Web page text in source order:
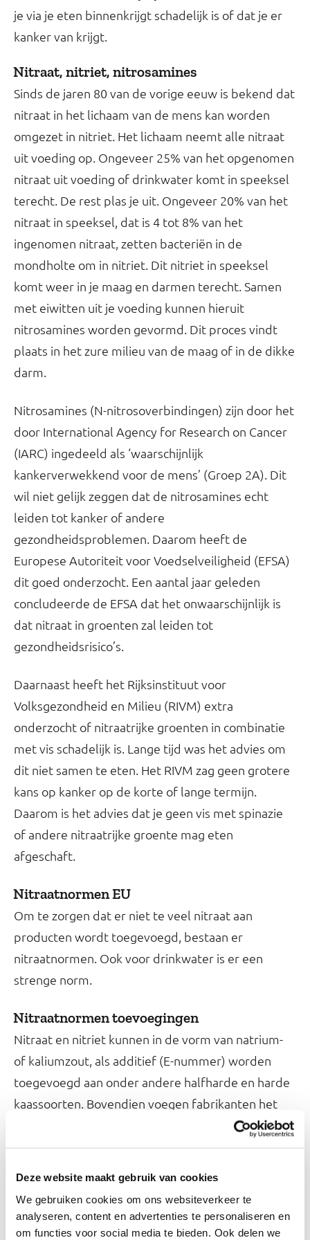
Deze website maakt gebruik van cookies
We gebruiken cookies om ons websiteverkeer te
analyseren, content en advertenties te personaliseren en
om functies voor social media te bieden. Ook delen we
je via je eten binnenkrijgt schadelijk is of dat je er
kanker van krijgt.
Nitraat, nitriet, nitrosamines
Sinds de jaren 80 van de vorige eeuw is bekend dat
nitraat in het lichaam van de mens kan worden
omgezet in nitriet. Het lichaam neemt alle nitraat
uit voeding op. Ongeveer 25% van het opgenomen
nitraat uit voeding of drinkwater komt in speeksel
terecht. De rest plas je uit. Ongeveer 20% van het
nitraat in speeksel, dat is 4 tot 8% van het
ingenomen nitraat, zetten bacteriën in de
mondholte om in nitriet. Dit nitriet in speeksel
komt weer in je maag en darmen terecht. Samen
met eiwitten uit je voeding kunnen hieruit
nitrosamines worden gevormd. Dit proces vindt
plaats in het zure milieu van de maag of in de dikke
darm.
Nitrosamines (N-nitrosoverbindingen) zijn door het
door International Agency for Research on Cancer
(IARC) ingedeeld als ‘waarschijnlijk
kankerverwekkend voor de mens’ (Groep 2A). Dit
wil niet gelijk zeggen dat de nitrosamines echt
leiden tot kanker of andere
gezondheidsproblemen. Daarom heeft de
Europese Autoriteit voor Voedselveiligheid (EFSA)
dit goed onderzocht. Een aantal jaar geleden
concludeerde de EFSA dat het onwaarschijnlijk is
dat nitraat in groenten zal leiden tot
gezondheidsrisico’s.
Daarnaast heeft het Rijksinstituut voor
Volksgezondheid en Milieu (RIVM) extra
onderzocht of nitraatrijke groenten in combinatie
met vis schadelijk is. Lange tijd was het advies om
dit niet samen te eten. Het RIVM zag geen grotere
kans op kanker op de korte of lange termijn.
Daarom is het advies dat je geen vis met spinazie
of andere nitraatrijke groente mag eten
afgeschaft.
Nitraatnormen EU
Om te zorgen dat er niet te veel nitraat aan
producten wordt toegevoegd, bestaan er
nitraatnormen. Ook voor drinkwater is er een
strenge norm.
Nitraatnormen toevoegingen
Nitraat en nitriet kunnen in de vorm van natrium-
of kaliumzout, als additief (E-nummer) worden
toegevoegd aan onder andere halfharde en harde
kaassoorten. Bovendien voegen fabrikanten het
toe aan bereide vleeswaren om de houdbaarheid
ervan te vergroten of voor de kleur en smaak.
(natriumnitraat) en E252 (kaliumnitraat). Hierbij
gelden maximale concentraties die mogen worden